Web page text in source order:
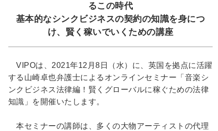
るこの時代
基本的なシンクビジネスの契約の知識を身につ
け、賢く稼いでいくための講座
VIPOは、2021年12月8日（水）に、英国を拠点に活躍
する山崎卓也弁護士によるオンラインセミナー「音楽シ
ンクビジネス法律編！賢くグローバルに稼ぐための法律
知識」を開催いたします。
本セミナーの講師は、多くの大物アーティストの代理